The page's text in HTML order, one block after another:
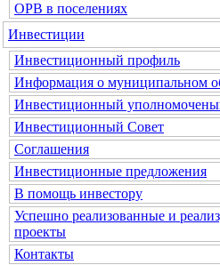
ОРВ в поселениях
Инвестиции
Инвестиционный профиль
Информация о муниципальном
Инвестиционный
Инвестиционный Совет
Соглашения
Инвестиционные предложения
В помощь инвестору
Успешно реализованные и
проекты
Контакты